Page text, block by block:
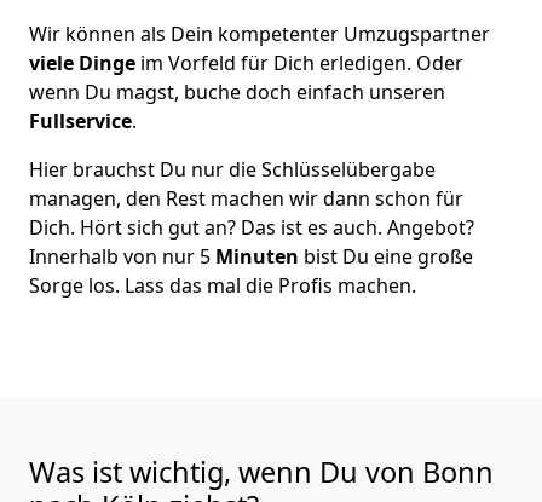
Wir können als Dein kompetenter Umzugspartner
viele Dinge im Vorfeld für Dich erledigen. Oder
wenn Du magst, buche doch einfach unseren
Fullservice.
Hier brauchst Du nur die Schlüsselübergabe
managen, den Rest machen wir dann schon für
Dich. Hört sich gut an? Das ist es auch. Angebot?
Innerhalb von nur 5 Minuten bist Du eine große
Sorge los. Lass das mal die Profis machen.
Was ist wichtig, wenn Du von Bonn